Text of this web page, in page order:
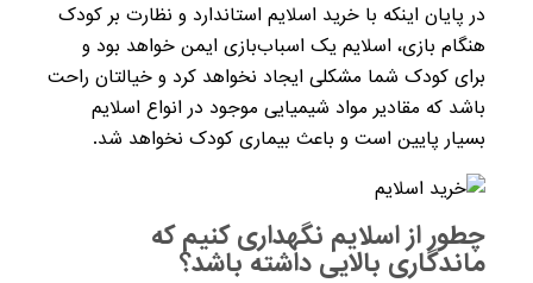
در پایان اینکه با خرید اسلایم استاندارد و نظارت بر کودک
هنگام بازی، اسلایم یک اسباب‌بازی ایمن خواهد بود و
برای کودک شما مشکلی ایجاد نخواهد کرد و خیالتان راحت
باشد که مقادیر مواد شیمیایی موجود در انواع اسلایم
بسیار پایین است و باعث بیماری کودک نخواهد شد.
چطور از اسلایم نگهداری کنیم که
ماندگاری بالایی داشته باشد؟